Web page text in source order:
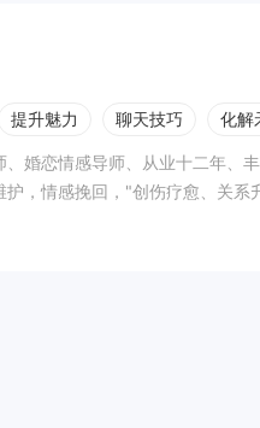
提升魅力 聊天技巧 化解
婚恋情感导师、从业十二年、
，情感挽回，"创伤疗愈、关系